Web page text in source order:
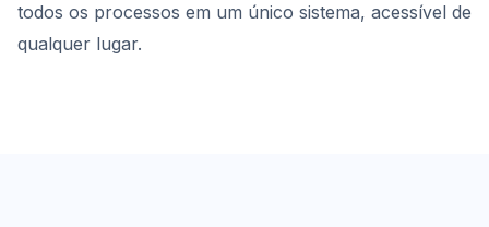
todos os processos em um único sistema, acessível de
qualquer lugar.